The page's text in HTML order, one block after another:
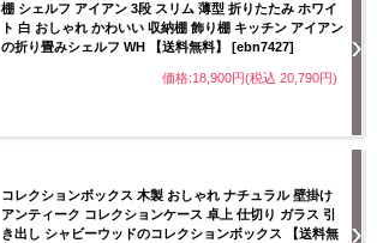
棚 シェルフ アイアン 3段 スリム 薄型 折りたたみ ホワイ
ト 白 おしゃれ かわいい 収納棚 飾り棚 キッチン アイアン
の折り畳みシェルフ WH 【送料無料】 [ebn7427]
価格:18,900円(税込 20,790円)
コレクションボックス 木製 おしゃれ ナチュラル 壁掛け
アンティーク コレクションケース 卓上 仕切り ガラス 引
き出し シャビーウッドのコレクションボックス 【送料無